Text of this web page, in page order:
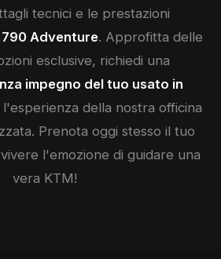
tecnici e le prestazioni
790 Adventure. Approfitta delle
esclusive, richiedi una
impegno del tuo usato in
della nostra officina
Prenota oggi stesso il tuo
l'emozione di guidare una
vera KTM!